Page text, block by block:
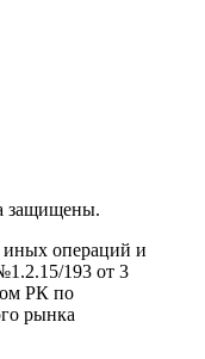
защищены.
иных операций и
193 от 3
РК по
рынка